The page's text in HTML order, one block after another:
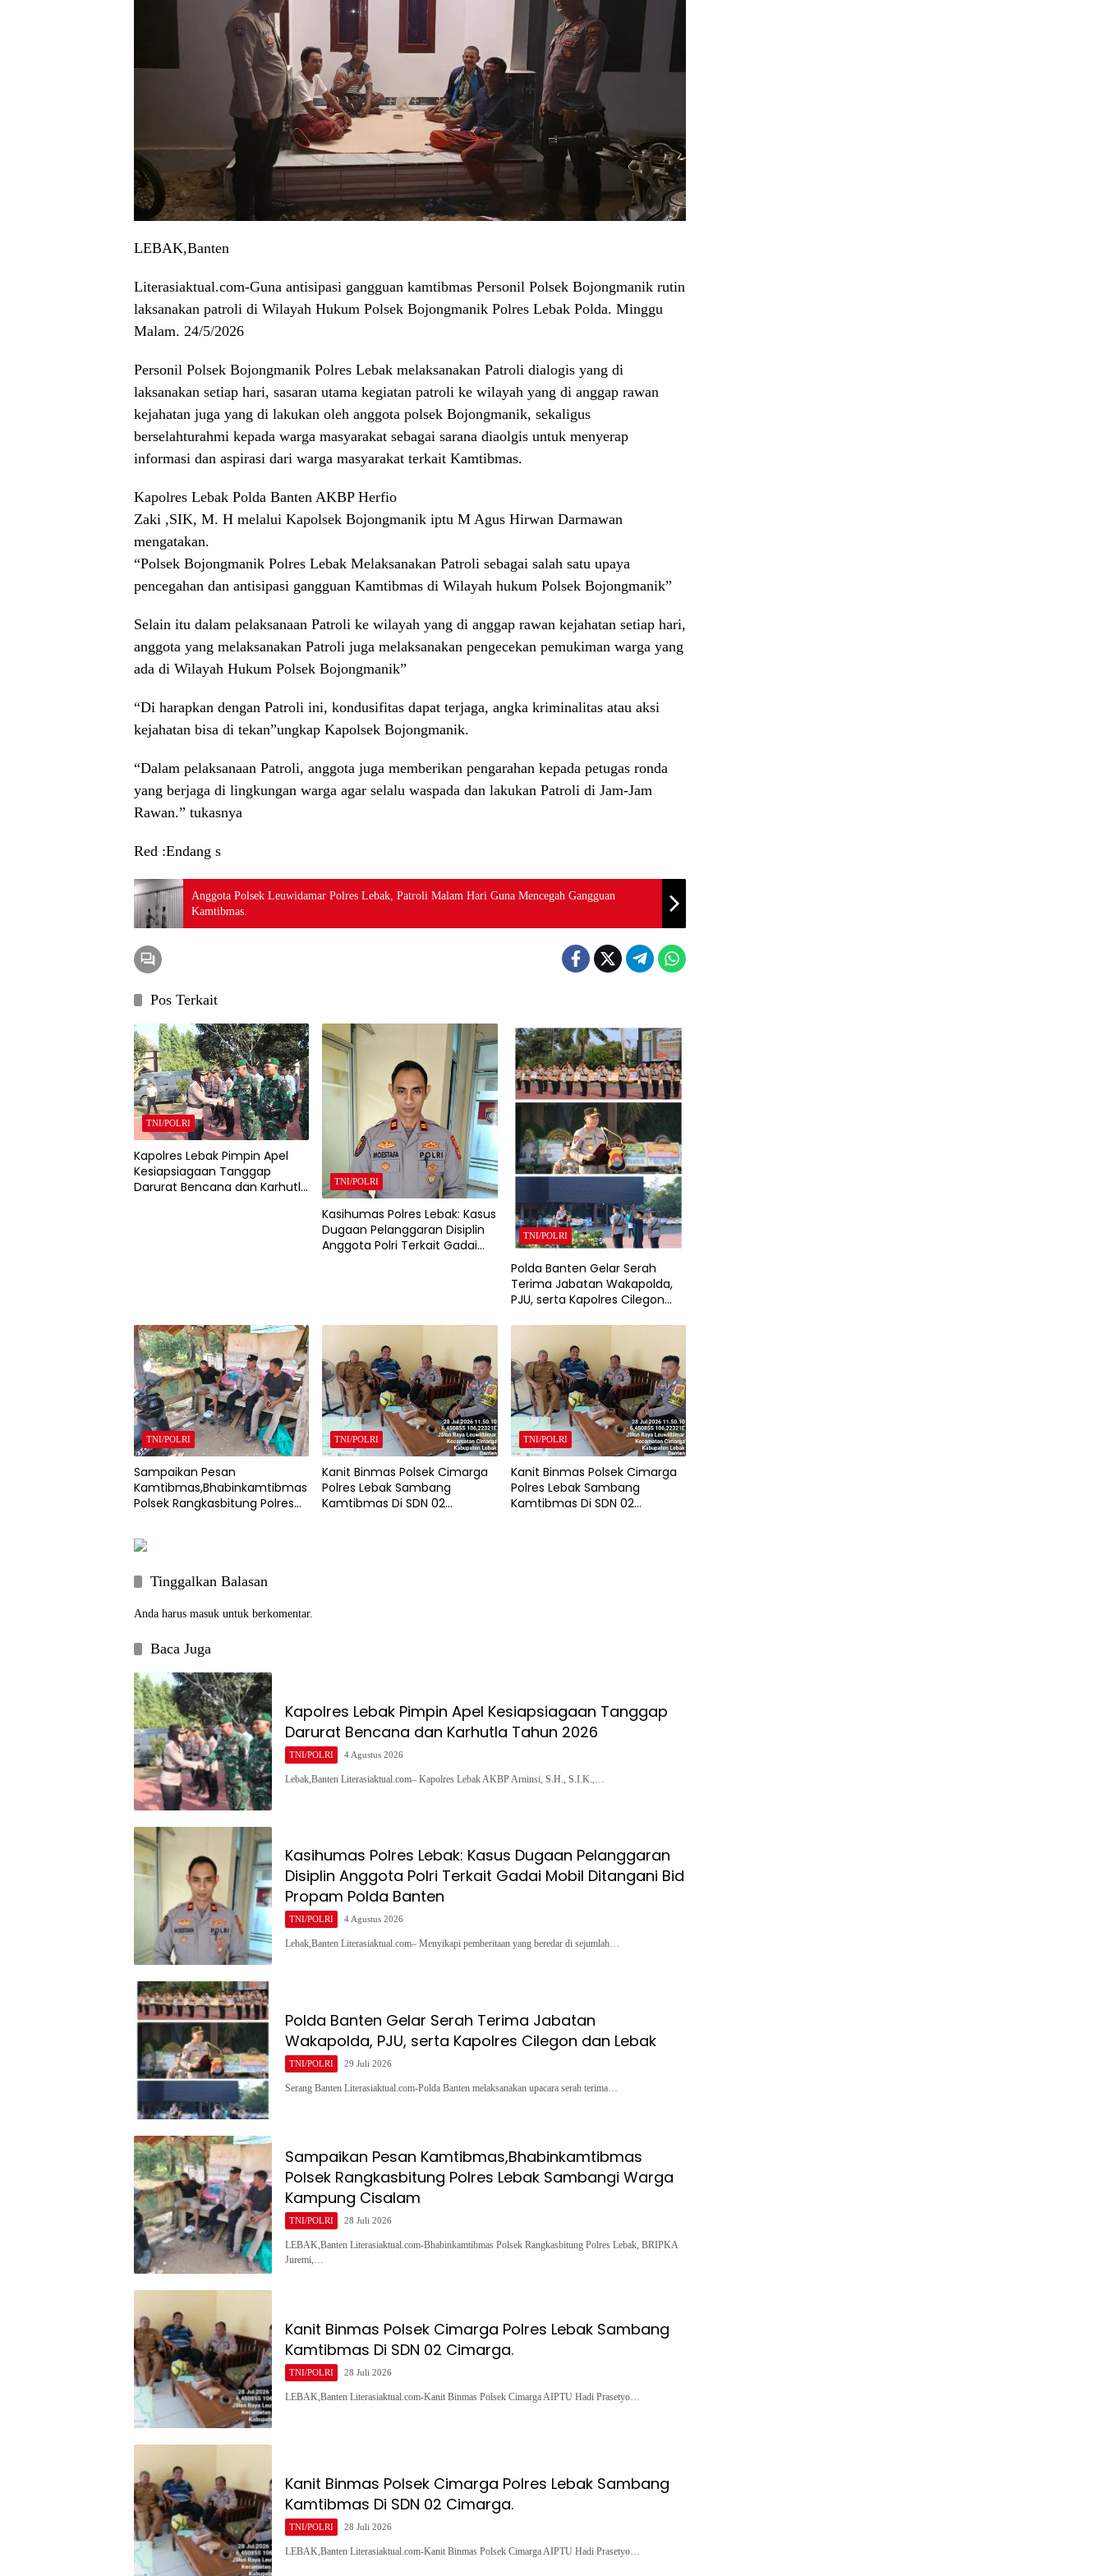
LEBAK,Banten
Literasiaktual.com-Guna antisipasi gangguan kamtibmas Personil Polsek Bojongmanik rutin
laksanakan patroli di Wilayah Hukum Polsek Bojongmanik Polres Lebak Polda. Minggu
Malam. 24/5/2026
Personil Polsek Bojongmanik Polres Lebak melaksanakan Patroli dialogis yang di
laksanakan setiap hari, sasaran utama kegiatan patroli ke wilayah yang di anggap rawan
kejahatan juga yang di lakukan oleh anggota polsek Bojongmanik, sekaligus
berselahturahmi kepada warga masyarakat sebagai sarana diaolgis untuk menyerap
informasi dan aspirasi dari warga masyarakat terkait Kamtibmas.
Kapolres Lebak Polda Banten AKBP Herfio
Zaki ,SIK, M. H melalui Kapolsek Bojongmanik iptu M Agus Hirwan Darmawan
mengatakan.
“Polsek Bojongmanik Polres Lebak Melaksanakan Patroli sebagai salah satu upaya
pencegahan dan antisipasi gangguan Kamtibmas di Wilayah hukum Polsek Bojongmanik”
Selain itu dalam pelaksanaan Patroli ke wilayah yang di anggap rawan kejahatan setiap hari,
anggota yang melaksanakan Patroli juga melaksanakan pengecekan pemukiman warga yang
ada di Wilayah Hukum Polsek Bojongmanik”
“Di harapkan dengan Patroli ini, kondusifitas dapat terjaga, angka kriminalitas atau aksi
kejahatan bisa di tekan”ungkap Kapolsek Bojongmanik.
“Dalam pelaksanaan Patroli, anggota juga memberikan pengarahan kepada petugas ronda
yang berjaga di lingkungan warga agar selalu waspada dan lakukan Patroli di Jam-Jam
Rawan.” tukasnya
Red :Endang s
Anggota Polsek Leuwidamar Polres Lebak, Patroli Malam Hari Guna Mencegah Gangguan
Kamtibmas.
Pos Terkait
TNI/POLRI
Kapolres Lebak Pimpin Apel
Kesiapsiagaan Tanggap
Darurat Bencana dan Karhutla
TNI/POLRI
Kasihumas Polres Lebak: Kasus
Dugaan Pelanggaran Disiplin
Anggota Polri Terkait Gadai
TNI/POLRI
Polda Banten Gelar Serah
Terima Jabatan Wakapolda,
PJU, serta Kapolres Cilegon
TNI/POLRI
Sampaikan Pesan
Kamtibmas,Bhabinkamtibmas
Polsek Rangkasbitung Polres
Kampung Cisalam
TNI/POLRI
Kanit Binmas Polsek Cimarga
Polres Lebak Sambang
Kamtibmas Di SDN 02
TNI/POLRI
Kanit Binmas Polsek Cimarga
Polres Lebak Sambang
Kamtibmas Di SDN 02
Tinggalkan Balasan
Anda harus masuk untuk berkomentar.
Baca Juga
Kapolres Lebak Pimpin Apel Kesiapsiagaan Tanggap
Darurat Bencana dan Karhutla Tahun 2026
TNI/POLRI 4 Agustus 2026
Lebak,Banten Literasiaktual.com– Kapolres Lebak AKBP Arninsi, S.H., S.I.K.,…
Kasihumas Polres Lebak: Kasus Dugaan Pelanggaran
Disiplin Anggota Polri Terkait Gadai Mobil Ditangani Bid
Propam Polda Banten
TNI/POLRI 4 Agustus 2026
Lebak,Banten Literasiaktual.com– Menyikapi pemberitaan yang beredar di sejumlah…
Polda Banten Gelar Serah Terima Jabatan
Wakapolda, PJU, serta Kapolres Cilegon dan Lebak
TNI/POLRI 29 Juli 2026
Serang Banten Literasiaktual.com-Polda Banten melaksanakan upacara serah terima…
Sampaikan Pesan Kamtibmas,Bhabinkamtibmas
Polsek Rangkasbitung Polres Lebak Sambangi Warga
Kampung Cisalam
TNI/POLRI 28 Juli 2026
LEBAK,Banten Literasiaktual.com-Bhabinkamtibmas Polsek Rangkasbitung Polres Lebak, BRIPKA
Juremi,…
Kanit Binmas Polsek Cimarga Polres Lebak Sambang
Kamtibmas Di SDN 02 Cimarga.
TNI/POLRI 28 Juli 2026
LEBAK,Banten Literasiaktual.com-Kanit Binmas Polsek Cimarga AIPTU Hadi Prasetyo…
Kanit Binmas Polsek Cimarga Polres Lebak Sambang
Kamtibmas Di SDN 02 Cimarga.
TNI/POLRI 28 Juli 2026
LEBAK,Banten Literasiaktual.com-Kanit Binmas Polsek Cimarga AIPTU Hadi Prasetyo…